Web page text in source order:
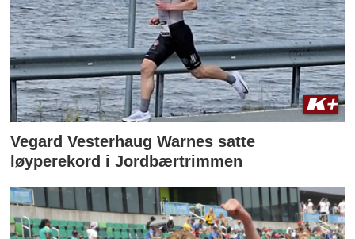
Vegard Vesterhaug Warnes satte
løyperekord i Jordbærtrimmen